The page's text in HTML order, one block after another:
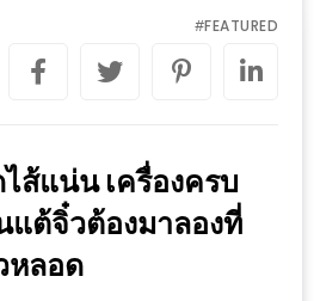
#FEATURED
ส้แน่น เครื่องครบ
ต้จิ๋วต้องมาลองที่
หลอด